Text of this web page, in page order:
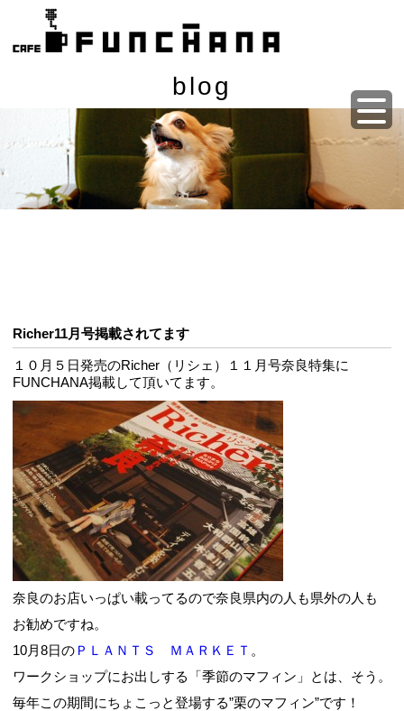
blog
Richer11月号掲載されてます
１０月５日発売のRicher（リシェ）１１月号奈良特集に
FUNCHANA掲載して頂いてます。
奈良のお店いっぱい載ってるので奈良県内の人も県外の人も
お勧めですね。
10月8日の ＰＬＡＮＴＳ ＭＡＲＫＥＴ 。
ワークショップにお出しする「季節のマフィン」とは、そう。
毎年この期間にちょこっと登場する”栗のマフィン”です！